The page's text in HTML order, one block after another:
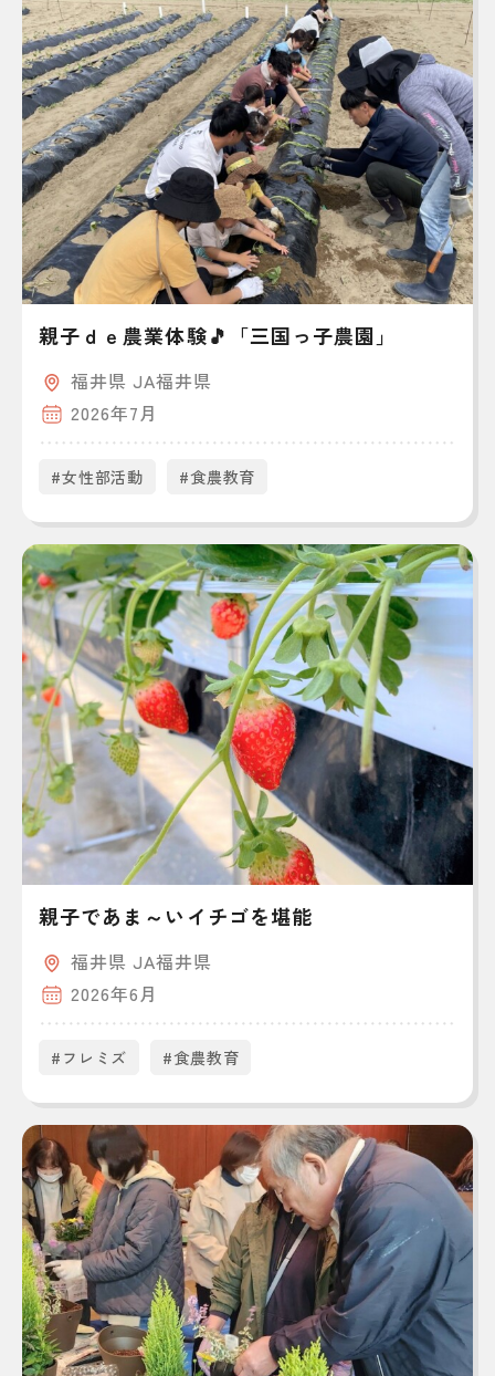
親子ｄｅ農業体験🎵「三国っ子農園」
福井県 JA福井県
2026年7月
#女性部活動 #食農教育
親子であま～いイチゴを堪能
福井県 JA福井県
2026年6月
#フレミズ #食農教育